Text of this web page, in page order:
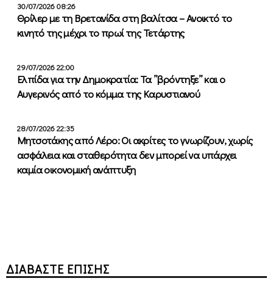
30/07/2026 08:26
Θρίλερ με τη Βρετανίδα στη βαλίτσα – Ανοικτό το
κινητό της μέχρι το πρωί της Τετάρτης
29/07/2026 22:00
Ελπίδα για την Δημοκρατία: Τα ”βρόντηξε” και ο
Αυγερινός από το κόμμα της Καρυστιανού
28/07/2026 22:35
Μητσοτάκης από Λέρο: Οι ακρίτες το γνωρίζουν, χωρίς
ασφάλεια και σταθερότητα δεν μπορεί να υπάρχει
καμία οικονομική ανάπτυξη
ΔΙΑΒΑΣΤΕ ΕΠΙΣΗΣ